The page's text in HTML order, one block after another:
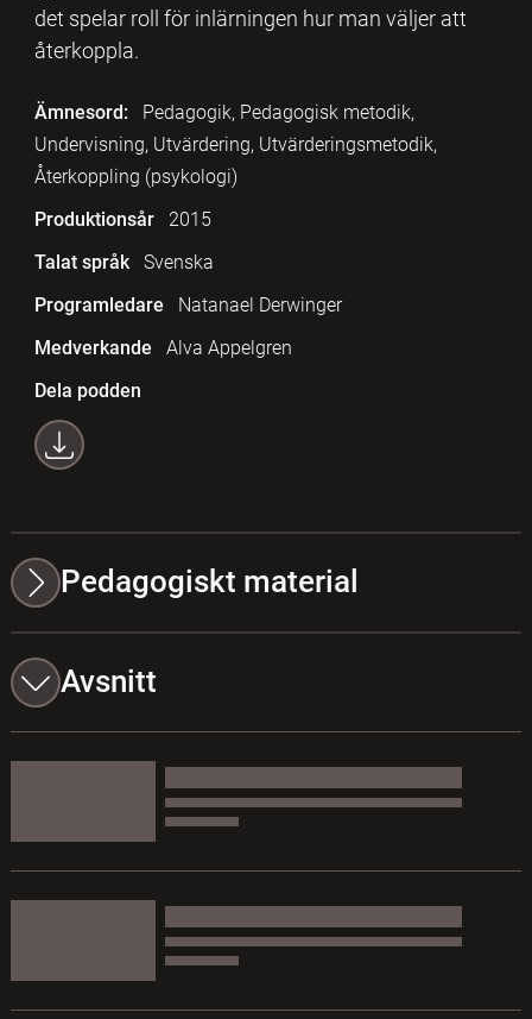
det spelar roll för inlärningen hur man väljer att
återkoppla.
Ämnesord:
Pedagogik, Pedagogisk metodik,
Undervisning, Utvärdering, Utvärderingsmetodik,
Återkoppling (psykologi)
Produktionsår
2015
Talat språk
Svenska
Programledare
Natanael Derwinger
Medverkande
Alva Appelgren
Dela podden
Pedagogiskt material
Avsnitt